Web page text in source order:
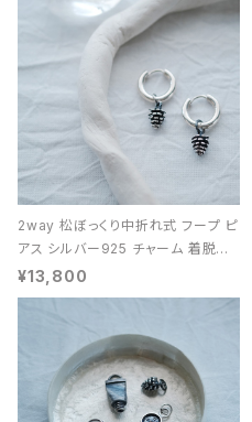
2way 松ぼっくり中折れ式 フープ ピ
アス シルバー925 チャーム 着脱可
能 レディース ユニセックス
¥13,800